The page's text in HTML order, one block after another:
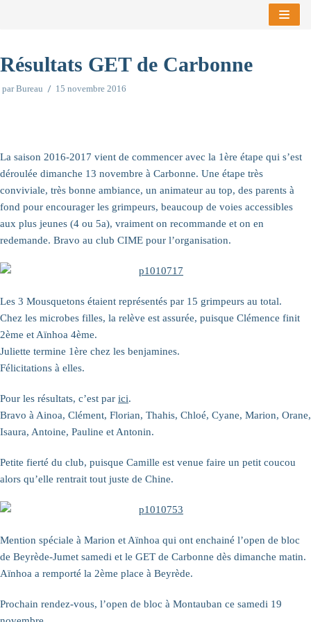
contenu
Résultats GET de Carbonne
parBureau 15 novembre 2016
La saison 2016-2017 vient de commencer avec la 1ère étape qui s’est
déroulée dimanche 13 novembre à Carbonne. Une étape très
conviviale, très bonne ambiance, un animateur au top, des parents à
fond pour encourager les grimpeurs, beaucoup de voies accessibles
aux plus jeunes (4 ou 5a), vraiment on recommande et on en
redemande. Bravo au club CIME pour l’organisation.
Les 3 Mousquetons étaient représentés par 15 grimpeurs au total.
Chez les microbes filles, la relève est assurée, puisque Clémence finit
2ème et Aïnhoa 4ème.
Juliette termine 1ère chez les benjamines.
Félicitations à elles.
Pour les résultats, c’est par ici.
Bravo à Ainoa, Clément, Florian, Thahis, Chloé, Cyane, Marion, Orane,
Isaura, Antoine, Pauline et Antonin.
Petite fierté du club, puisque Camille est venue faire un petit coucou
alors qu’elle rentrait tout juste de Chine.
Mention spéciale à Marion et Aïnhoa qui ont enchainé l’open de bloc
de Beyrède-Jumet samedi et le GET de Carbonne dès dimanche matin.
Aïnhoa a remporté la 2ème place à Beyrède.
Prochain rendez-vous, l’open de bloc à Montauban ce samedi 19